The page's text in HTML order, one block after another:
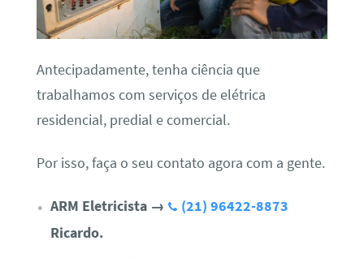
Antecipadamente, tenha ciência que
trabalhamos com serviços de elétrica
residencial, predial e comercial.
Por isso, faça o seu contato agora com a gente.
ARM Eletricista →
(21) 96422-8873
Ricardo.